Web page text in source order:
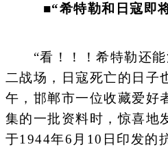
■“希特勒和日寇即
“看！！！希特勒还能
二战场，日寇死亡的日子
午，邯郸市一位收藏爱好
集的一批资料时，惊喜地
于1944年6月10日印发的